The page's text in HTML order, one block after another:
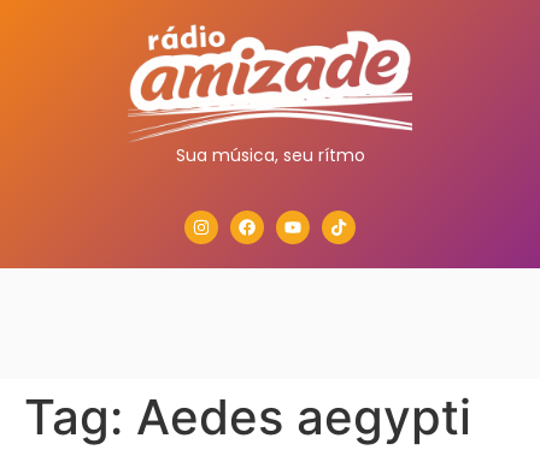
Sua música, seu rítmo
Tag: Aedes aegypti